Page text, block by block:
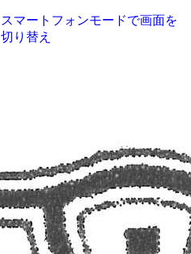
スマートフォンモードで画面を
切り替え